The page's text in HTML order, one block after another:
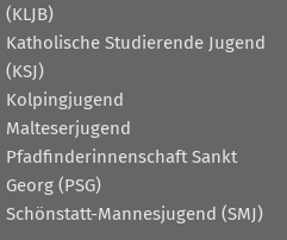
(KLJB)
Katholische Studierende Jugend
(KSJ)
Kolpingjugend
Malteserjugend
Pfadfinderinnenschaft Sankt
Georg (PSG)
Schönstatt-Mannesjugend (SMJ)